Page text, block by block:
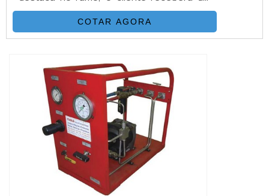
suporte completo para sanar eventuais
dúvidas sobre o produto a ser
adquirido.Quando o interesse é por válvula
profissionais da Válvulas Precisa o cliente
encontrará excelente custo-benefício e
diversas opções d...
COTAR AGORA